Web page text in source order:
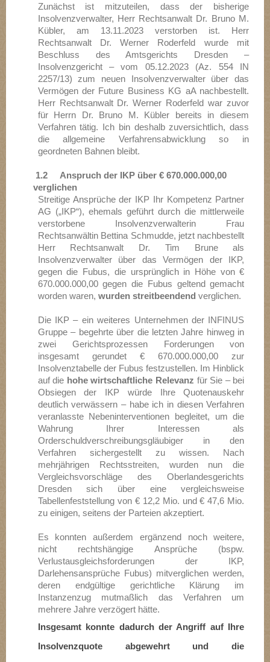
Zunächst ist mitzuteilen, dass der bisherige
Insolvenzverwalter, Herr Rechtsanwalt Dr. Bruno M.
Kübler, am 13.11.2023 verstorben ist. Herr
Rechtsanwalt Dr. Werner Roderfeld wurde mit
Beschluss des Amtsgerichts Dresden –
Insolvenzgericht – vom 05.12.2023 (Az. 554 IN
2257/13) zum neuen Insolvenzverwalter über das
Vermögen der Future Business KG aA nachbestellt.
Herr Rechtsanwalt Dr. Werner Roderfeld war zuvor
für Herrn Dr. Bruno M. Kübler bereits in diesem
Verfahren tätig. Ich bin deshalb zuversichtlich, dass
die allgemeine Verfahrensabwicklung so in
geordneten Bahnen bleibt.
1.2 Anspruch der IKP über € 670.000.000,00
verglichen
Streitige Ansprüche der IKP Ihr Kompetenz Partner
AG („IKP“), ehemals geführt durch die mittlerweile
verstorbene Insolvenzverwalterin Frau
Rechtsanwältin Bettina Schmudde, jetzt nachbestellt
Herr Rechtsanwalt Dr. Tim Brune als
Insolvenzverwalter über das Vermögen der IKP,
gegen die Fubus, die ursprünglich in Höhe von €
670.000.000,00 gegen die Fubus geltend gemacht
worden waren, wurden streitbeendend verglichen.
Die IKP – ein weiteres Unternehmen der INFINUS
Gruppe – begehrte über die letzten Jahre hinweg in
zwei Gerichtsprozessen Forderungen von
insgesamt gerundet € 670.000.000,00 zur
Insolvenztabelle der Fubus festzustellen. Im Hinblick
auf die hohe wirtschaftliche Relevanz für Sie – bei
Obsiegen der IKP würde Ihre Quotenauskehr
deutlich verwässern – habe ich in diesen Verfahren
veranlasste Nebeninterventionen begleitet, um die
Wahrung Ihrer Interessen als
Orderschuldverschreibungsgläubiger in den
Verfahren sichergestellt zu wissen. Nach
mehrjährigen Rechtsstreiten, wurden nun die
Vergleichsvorschläge des Oberlandesgerichts
Dresden sich über eine vergleichsweise
Tabellenfeststellung von € 12,2 Mio. und € 47,6 Mio.
zu einigen, seitens der Parteien akzeptiert.
Es konnten außerdem ergänzend noch weitere,
nicht rechtshängige Ansprüche (bspw.
Verlustausgleichsforderungen der IKP,
Darlehensansprüche Fubus) mitverglichen werden,
deren endgültige gerichtliche Klärung im
Instanzenzug mutmaßlich das Verfahren um
mehrere Jahre verzögert hätte.
Insgesamt konnte dadurch der Angriff auf Ihre
Insolvenzquote abgewehrt und die